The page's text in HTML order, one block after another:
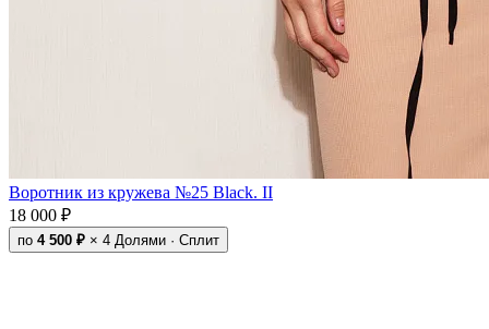
Воротник из кружева №25 Black. II
18 000 ₽
по 4 500 ₽ × 4 Долями · Сплит